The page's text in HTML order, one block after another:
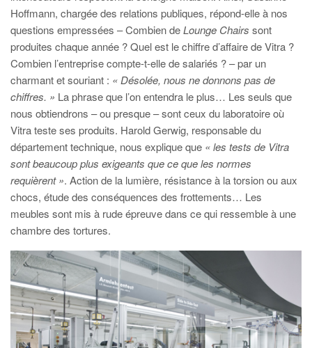
Hoffmann, chargée des relations publiques, répond-elle à nos
questions empressées – Combien deLounge Chairs sont
produites chaque année ? Quel est le chiffre d’affaire de Vitra ?
Combien l’entreprise compte-t-elle de salariés ? – par un
charmant et souriant : « Désolée, nous ne donnons pas de
chiffres. » La phrase que l’on entendra le plus… Les seuls que
nous obtiendrons – ou presque – sont ceux du laboratoire où
Vitra teste ses produits. Harold Gerwig, responsable du
département technique, nous explique que « les tests de Vitra
sont beaucoup plus exigeants que ce que les normes
requièrent ». Action de la lumière, résistance à la torsion ou aux
chocs, étude des conséquences des frottements… Les
meubles sont mis à rude épreuve dans ce qui ressemble à une
chambre des tortures.